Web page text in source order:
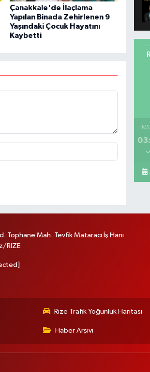
Çanakkale'de İlaçlama
Yapılan Binada Zehirlenen 9
Yaşındaki Çocuk Hayatını
Kaybetti
Tophane Mah. Tevfik Mataracı İş Hanı
RİZE
Rize Trafik Yoğunluk Haritası
Haber Arşivi